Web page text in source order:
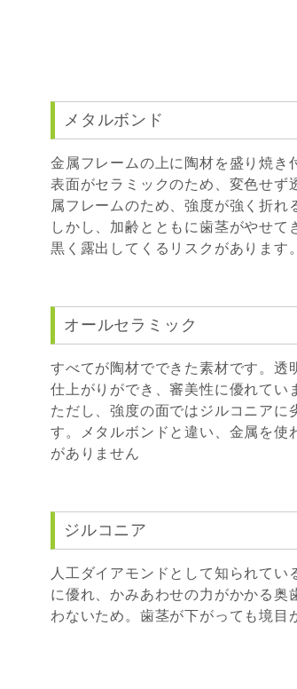
メタルボンド
金属フレームの上に陶材を盛り焼き
表面がセラミックのため、変色せず
属フレームのため、強度が強く折れ
しかし、加齢とともに歯茎がやせ
黒く露出してくるリスクがあります。
オールセラミック
すべてが陶材でできた素材です。透
仕上がりができ、審美性に優れてい
ただし、強度の面ではジルコニアに
す。メタルボンドと違い、金属を使
がありません
ジルコニア
人工ダイアモンドとして知られて
に優れ、かみあわせの力がかかる奥
わないため。歯茎が下がっても境目